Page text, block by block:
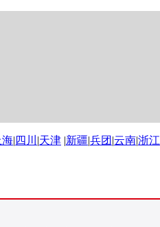
海| 四川 |天津 |新疆|兵团 |云南|浙江